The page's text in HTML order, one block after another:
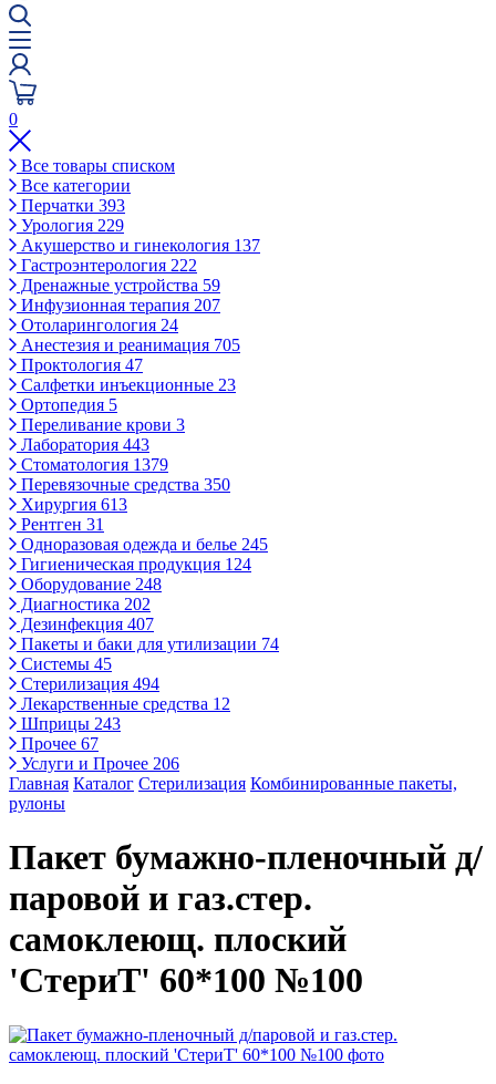
0
Все товары списком
Все категории
Перчатки 393
Урология 229
Акушерство и гинекология 137
Гастроэнтерология 222
Дренажные устройства 59
Инфузионная терапия 207
Отоларингология 24
Анестезия и реанимация 705
Проктология 47
Салфетки инъекционные 23
Ортопедия 5
Переливание крови 3
Лаборатория 443
Стоматология 1379
Перевязочные средства 350
Хирургия 613
Рентген 31
Одноразовая одежда и белье 245
Гигиеническая продукция 124
Оборудование 248
Диагностика 202
Дезинфекция 407
Пакеты и баки для утилизации 74
Системы 45
Стерилизация 494
Лекарственные средства 12
Шприцы 243
Прочее 67
Услуги и Прочее 206
Главная Каталог Стерилизация Комбинированные пакеты,
рулоны
Пакет бумажно-пленочный д/
паровой и газ.стер.
самоклеющ. плоский
'СтериТ' 60*100 №100